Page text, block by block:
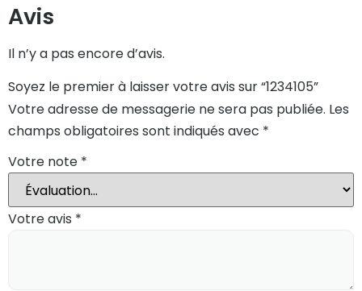
Avis
Il n’y a pas encore d’avis.
Soyez le premier à laisser votre avis sur “1234105”
Votre adresse de messagerie ne sera pas publiée. Les
champs obligatoires sont indiqués avec *
Votre note *
Votre avis *